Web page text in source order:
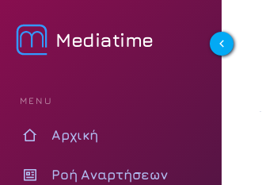
Mediatime
MENU
Αρχική
Ροή Αναρτήσεων